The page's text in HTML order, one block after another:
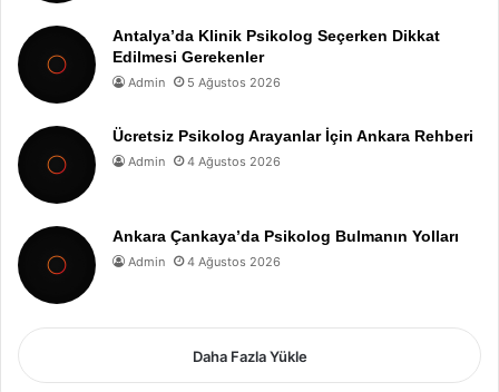
Antalya’da Klinik Psikolog Seçerken Dikkat
Edilmesi Gerekenler
Admin 5 Ağustos 2026
Ücretsiz Psikolog Arayanlar İçin Ankara Rehberi
Admin 4 Ağustos 2026
Ankara Çankaya’da Psikolog Bulmanın Yolları
Admin 4 Ağustos 2026
Daha Fazla Yükle